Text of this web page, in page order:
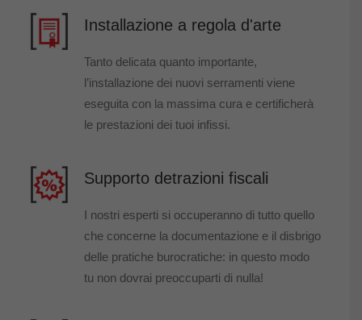
Installazione a regola d'arte
Tanto delicata quanto importante,
l’installazione dei nuovi serramenti viene
eseguita con la massima cura e certificherà
le prestazioni dei tuoi infissi.
Supporto detrazioni fiscali
I nostri esperti si occuperanno di tutto quello
che concerne la documentazione e il disbrigo
delle pratiche burocratiche: in questo modo
tu non dovrai preoccuparti di nulla!